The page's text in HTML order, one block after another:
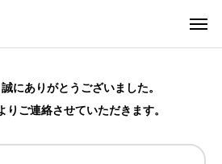
にありがとうございました。
りご連絡させていただきます。